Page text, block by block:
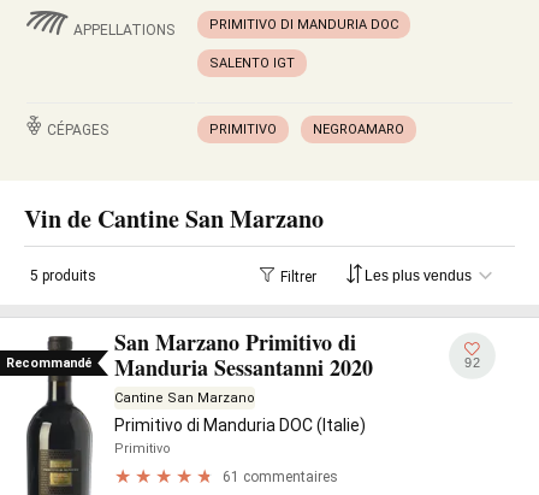
APPELLATIONS PRIMITIVO DI MANDURIA DOC
SALENTO IGT
CÉPAGES PRIMITIVO NEGROAMARO
Vin de Cantine San Marzano
5 produits Filtrer
Recommandé
San Marzano Primitivo di
Manduria Sessantanni 2020
Cantine San Marzano
Primitivo di Manduria DOC (Italie)
Primitivo
61 commentaires
92